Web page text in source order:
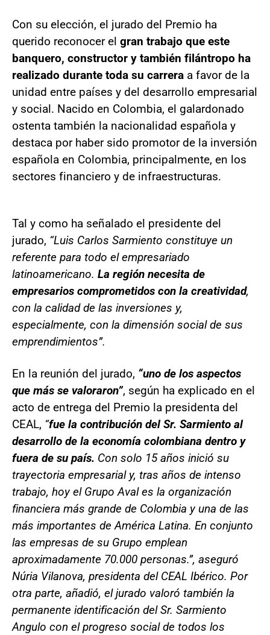
Con su elección, el jurado del Premio ha
querido reconocer el gran trabajo que este
banquero, constructor y también filántropo ha
realizado durante toda su carrera a favor de la
unidad entre países y del desarrollo empresarial
y social. Nacido en Colombia, el galardonado
ostenta también la nacionalidad española y
destaca por haber sido promotor de la inversión
española en Colombia, principalmente, en los
sectores financiero y de infraestructuras.
Tal y como ha señalado el presidente del
jurado, “Luis Carlos Sarmiento constituye un
referente para todo el empresariado
latinoamericano. La región necesita de
empresarios comprometidos con la creatividad,
con la calidad de las inversiones y,
especialmente, con la dimensión social de sus
emprendimientos”.
En la reunión del jurado, “uno de los aspectos
que más se valoraron”, según ha explicado en el
acto de entrega del Premio la presidenta del
CEAL, “fue la contribución del Sr. Sarmiento al
desarrollo de la economía colombiana dentro y
fuera de su país. Con solo 15 años inició su
trayectoria empresarial y, tras años de intenso
trabajo, hoy el Grupo Aval es la organización
financiera más grande de Colombia y una de las
más importantes de América Latina. En conjunto
las empresas de su Grupo emplean
aproximadamente 70.000 personas.”, aseguró
Núria Vilanova, presidenta del CEAL Ibérico. Por
otra parte, añadió, el jurado valoró también la
permanente identificación del Sr. Sarmiento
Angulo con el progreso social de todos los